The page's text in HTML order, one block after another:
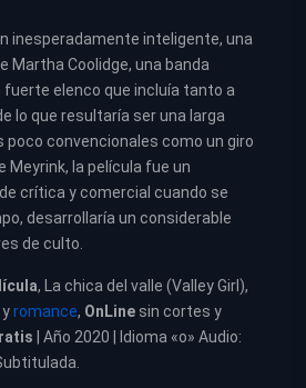
inesperadamente inteligente, una
Martha Coolidge, una banda
fuerte elenco que incluía tanto a
lo que resultaría ser una larga
poco convencionales como un giro
Meyrink, la película fue un
crítica y comercial cuando se
desarrollaría un considerable
de culto.
, La chica del valle (Valley Girl),
yromance, OnLine sin cortes y
| Año 2020 | Idioma «o» Audio: